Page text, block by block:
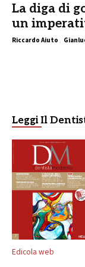
La diga di
un
Riccardo Aiuto ,
Leggi Il
Edicola web